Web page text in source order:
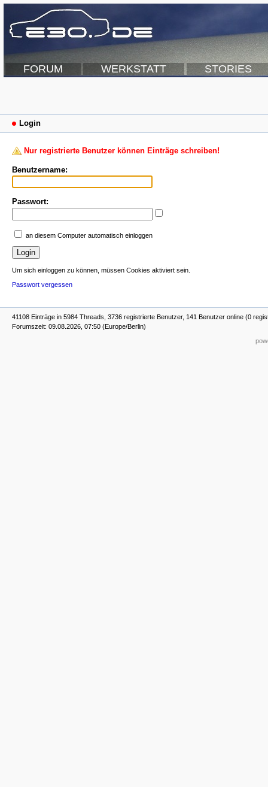
FORUM WERKSTATT STORIES
Login
Nur registrierte Benutzer können Einträge schreiben!
Benutzername:
Passwort:
an diesem Computer automatisch einloggen
Um sich einloggen zu können, müssen Cookies aktiviert sein.
Passwort vergessen
41108 Einträge in 5984 Threads, 3736 registrierte Benutzer, 141 Benutzer online (0
Forumszeit: 09.08.2026, 07:50 (Europe/Berlin)